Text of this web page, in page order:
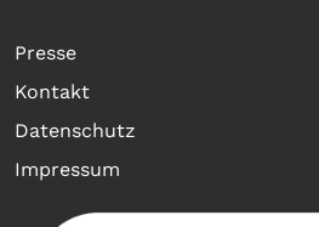
Presse
Kontakt
Datenschutz
Impressum